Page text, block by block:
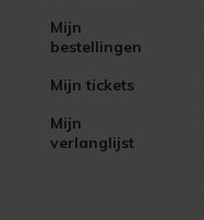
Mijn
bestellingen
Mijn tickets
Mijn
verlanglijst